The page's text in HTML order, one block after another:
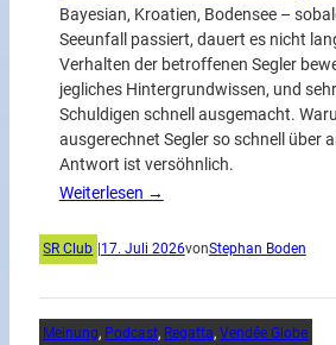
Bayesian, Kroatien, Bodensee –
Seeunfall passiert, dauert es nicht
Verhalten der betroffenen Segler
jegliches Hintergrundwissen, und
Schuldigen schnell ausgemacht.
ausgerechnet Segler so schnell über
Antwort ist versöhnlich.
Weiterlesen →
SR Club 17. Juli 2026vonStephan Boden
Meinung, Podcast, Regatta, Vendée Globe